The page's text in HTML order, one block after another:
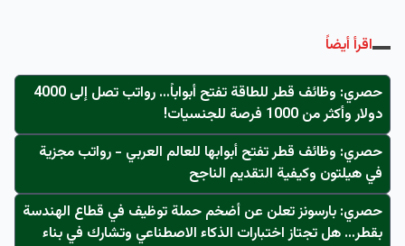
اقرأ أيضاً
حصري: وظائف قطر للطاقة تفتح أبواباً… رواتب تصل إلى 4000
دولار وأكثر من 1000 فرصة للجنسيات!
حصري: وظائف قطر تفتح أبوابها للعالم العربي - رواتب مجزية
في هيلتون وكيفية التقديم الناجح
حصري: بارسونز تعلن عن أضخم حملة توظيف في قطاع الهندسة
بقطر… هل تجتاز اختبارات الذكاء الاصطناعي وتشارك في بناء